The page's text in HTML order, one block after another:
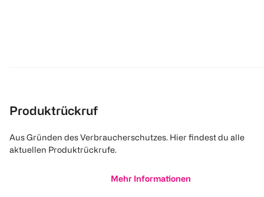
Produktrückruf
Aus Gründen des Verbraucherschutzes. Hier findest du alle
aktuellen Produktrückrufe.
Mehr Informationen